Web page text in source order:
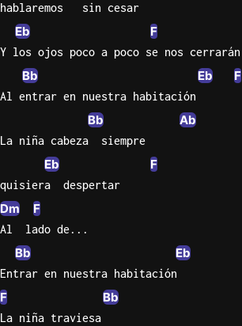
hablaremos   sin cesar
Eb F
Y los ojos poco a poco se nos cerrarán
Bb Eb F
Al entrar en nuestra habitación
Bb Ab
La niña cabeza  siempre
Eb F
quisiera  despertar
Dm F
Al  lado de...
Bb Eb
Entrar en nuestra habitación
F Bb
La niña traviesa